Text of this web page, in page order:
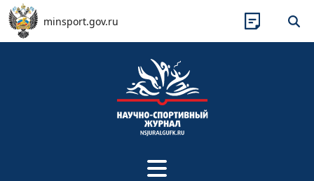
Перейти к основному содержанию
minsport.gov.ru